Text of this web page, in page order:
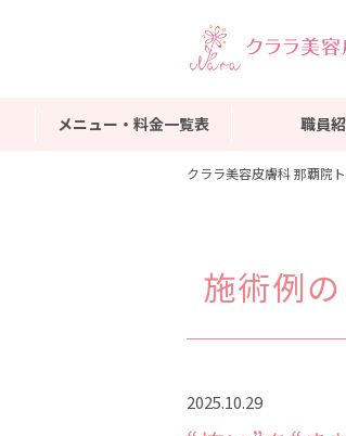
メニュー・料金一覧表 職員
クララ美容皮膚科 那覇院
施術例
2025.10.29